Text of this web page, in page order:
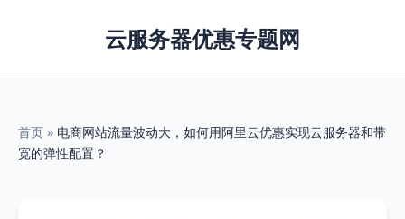
云服务器优惠专题网
首页 » 电商网站流量波动大，如何用阿里云优惠实现云服务器和带
宽的弹性配置？